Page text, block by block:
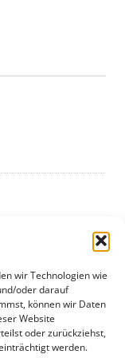
wir Technologien wie
oder darauf
können wir Daten
Website
oder zurückziehst,
werden.